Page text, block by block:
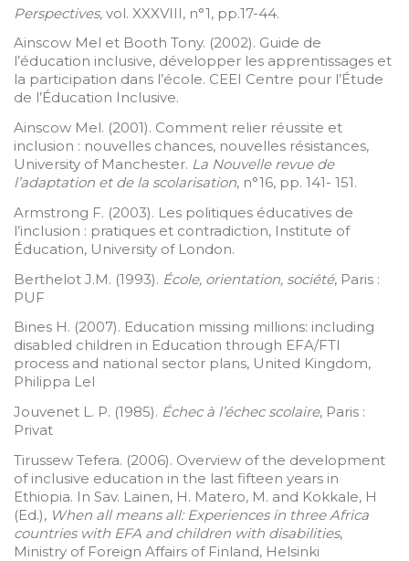
Perspectives, vol. XXXVIII, n°1, pp.17-44.
Ainscow Mel et Booth Tony. (2002). Guide de
l’éducation inclusive, développer les apprentissages et
la participation dans l’école. CEEI Centre pour l’Étude
de l’Éducation Inclusive.
Ainscow Mel. (2001). Comment relier réussite et
inclusion : nouvelles chances, nouvelles résistances,
University of Manchester. La Nouvelle revue de
l’adaptation et de la scolarisation, n°16, pp. 141- 151.
Armstrong F. (2003). Les politiques éducatives de
l’inclusion : pratiques et contradiction, Institute of
Éducation, University of London.
Berthelot J.M. (1993). École, orientation, société, Paris :
PUF
Bines H. (2007). Education missing millions: including
disabled children in Education through EFA/FTI
process and national sector plans, United Kingdom,
Philippa Lel
Jouvenet L. P. (1985). Échec à l’échec scolaire, Paris :
Privat
Tirussew Tefera. (2006). Overview of the development
of inclusive education in the last fifteen years in
Ethiopia. In Sav. Lainen, H. Matero, M. and Kokkale, H
(Ed.), When all means all: Experiences in three Africa
countries with EFA and children with disabilities,
Ministry of Foreign Affairs of Finland, Helsinki